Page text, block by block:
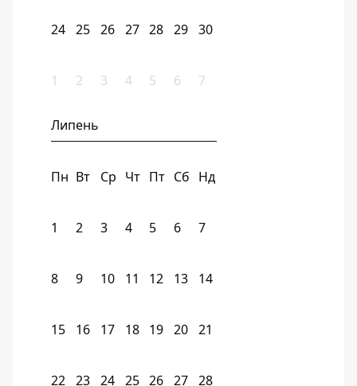
24 25 26 27 28 29 30
1 2 3 4 5 6 7
Липень
Пн Вт Ср Чт Пт Сб Нд
1 2 3 4 5 6 7
8 9 10 11 12 13 14
15 16 17 18 19 20 21
22 23 24 25 26 27 28